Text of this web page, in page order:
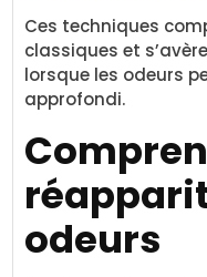
Ces techniques
classiques et
lorsque les odeurs
approfondi.
odeurs